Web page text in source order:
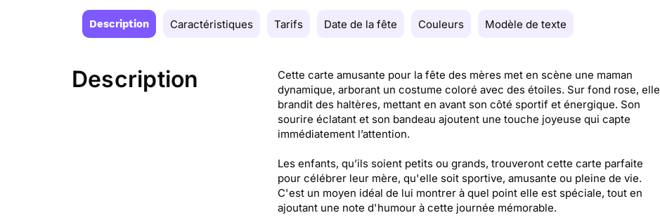
Description Caractéristiques Tarifs Date de la fête Couleurs Modèle de texte
Description
Cette carte amusante pour la fête des mères met en scène une maman
dynamique, arborant un costume coloré avec des étoiles. Sur fond rose, elle
brandit des haltères, mettant en avant son côté sportif et énergique. Son
sourire éclatant et son bandeau ajoutent une touche joyeuse qui capte
immédiatement l’attention.
Les enfants, qu’ils soient petits ou grands, trouveront cette carte parfaite
pour célébrer leur mère, qu'elle soit sportive, amusante ou pleine de vie.
C'est un moyen idéal de lui montrer à quel point elle est spéciale, tout en
ajoutant une note d'humour à cette journée mémorable.